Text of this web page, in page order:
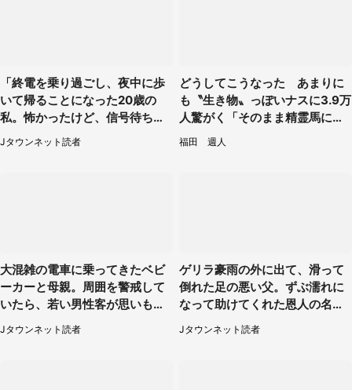
「終電を乗り過ごし、夜中に歩
いて帰ることになった20歳の
私。怖かったけど、信号待ちの
車に道を尋ねたら...」（埼玉
県・60代女性）
Jタウンネット読者
どうしてこうなった あまりに
も〝生き物〟っぽいナスに3.9万
人驚がく「そのまま精霊馬に使
えそう」
福田 週人
大混雑の電車に乗ってきたベビ
ーカーと母親。周囲を警戒して
いたら、若い男性客が思いもよ
らぬ行動に（東京都・50代女
性）
Jタウンネット読者
ゲリラ豪雨の外に出て、滑って
倒れた足の悪い父。ずぶ濡れに
なって助けてくれた恩人の名前
Jタウンネット読者